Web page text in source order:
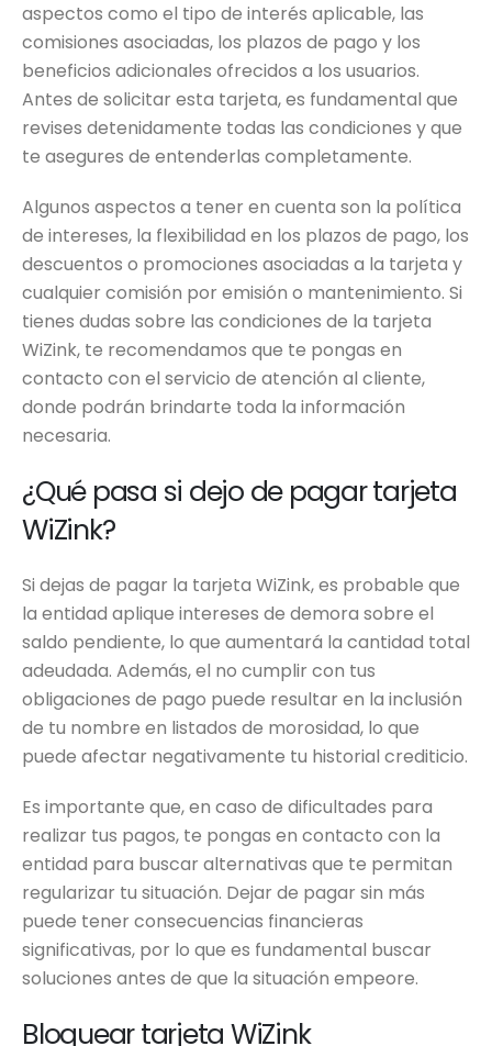
aspectos como el tipo de interés aplicable, las
comisiones asociadas, los plazos de pago y los
beneficios adicionales ofrecidos a los usuarios.
Antes de solicitar esta tarjeta, es fundamental que
revises detenidamente todas las condiciones y que
te asegures de entenderlas completamente.
Algunos aspectos a tener en cuenta son la política
de intereses, la flexibilidad en los plazos de pago, los
descuentos o promociones asociadas a la tarjeta y
cualquier comisión por emisión o mantenimiento. Si
tienes dudas sobre las condiciones de la tarjeta
WiZink, te recomendamos que te pongas en
contacto con el servicio de atención al cliente,
donde podrán brindarte toda la información
necesaria.
¿Qué pasa si dejo de pagar tarjeta
WiZink?
Si dejas de pagar la tarjeta WiZink, es probable que
la entidad aplique intereses de demora sobre el
saldo pendiente, lo que aumentará la cantidad total
adeudada. Además, el no cumplir con tus
obligaciones de pago puede resultar en la inclusión
de tu nombre en listados de morosidad, lo que
puede afectar negativamente tu historial crediticio.
Es importante que, en caso de dificultades para
realizar tus pagos, te pongas en contacto con la
entidad para buscar alternativas que te permitan
regularizar tu situación. Dejar de pagar sin más
puede tener consecuencias financieras
significativas, por lo que es fundamental buscar
soluciones antes de que la situación empeore.
Bloquear tarjeta WiZink